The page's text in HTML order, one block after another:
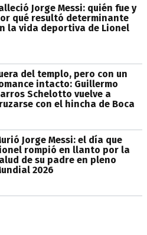
Jorge Messi: quién fue y
qué resultó determinante
la vida deportiva de Lionel
del templo, pero con un
intacto: Guillermo
Schelotto vuelve a
con el hincha de Boca
Jorge Messi: el día que
rompió en llanto por la
de su padre en pleno
2026